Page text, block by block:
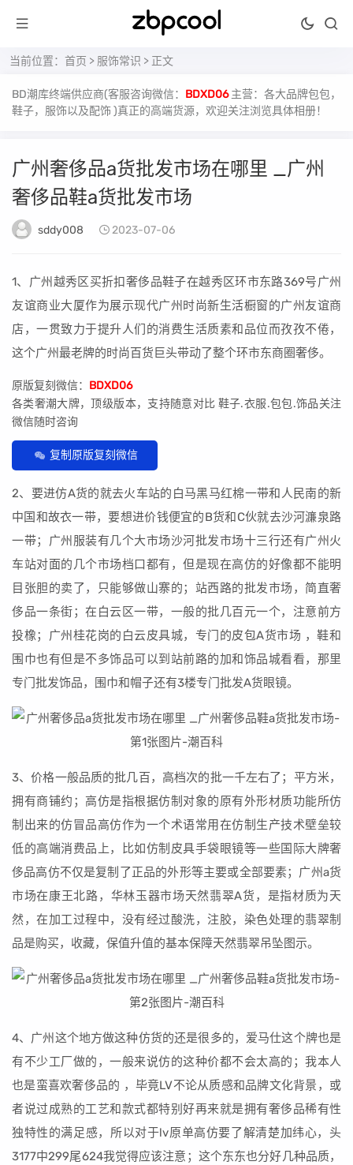
当前位置： 首页 > 服饰常识 > 正文
BD潮库终端供应商(客服咨询微信： BDXD06 主营：各大品牌包包，
鞋子，服饰以及配饰 )真正的高端货源，欢迎关注浏览具体相册！
广州奢侈品a货批发市场在哪里 _广州
奢侈品鞋a货批发市场
sddy008 2023-07-06
1、广州越秀区买折扣奢侈品鞋子在越秀区环市东路369号广州
友谊商业大厦作为展示现代广州时尚新生活橱窗的广州友谊商
店，一贯致力于提升人们的消费生活质素和品位而孜孜不倦，
这个广州最老牌的时尚百货巨头带动了整个环市东商圈奢侈。
原版复刻微信： BDXD06
各类奢潮大牌，顶级版本，支持随意对比 鞋子.衣服.包包.饰品关注
微信随时咨询
复制原版复刻微信
2、要进仿A货的就去火车站的白马黑马红棉一带和人民南的新
中国和故衣一带，要想进价钱便宜的B货和C伙就去沙河濂泉路
一带；广州服装有几个大市场沙河批发市场十三行还有广州火
车站对面的几个市场档口都有，但是现在高仿的好像都不能明
目张胆的卖了，只能够做山寨的；站西路的批发市场，简直奢
侈品一条街；在白云区一带，一般的批几百元一个，注意前方
投橡；广州桂花岗的白云皮具城，专门的皮包A货市场 ，鞋和
围巾也有但是不多饰品可以到站前路的加和饰品城看看，那里
专门批发饰品，围巾和帽子还有3楼专门批发A货眼镜。
3、价格一般品质的批几百，高档次的批一千左右了；平方米，
拥有商铺约；高仿是指根据仿制对象的原有外形材质功能所仿
制出来的仿冒品高仿作为一个术语常用在仿制生产技术壁垒较
低的高端消费品上，比如仿制皮具手袋眼镜等一些国际大牌奢
侈品高仿不仅是复制了正品的外形等主要或全部要素；广州a货
市场在康王北路，华林玉器市场天然翡翠A货，是指材质为天
然，在加工过程中，没有经过酸洗，注胶，染色处理的翡翠制
品是购买，收藏，保值升值的基本保障天然翡翠吊坠图示。
4、广州这个地方做这种仿货的还是很多的，爱马仕这个牌也是
有不少工厂做的，一般来说仿的这种价都不会太高的；我本人
也是蛮喜欢奢侈品的 ，毕竟LV不论从质感和品牌文化背景，或
者说过成熟的工艺和款式都特别好再来就是拥有奢侈品稀有性
独特性的满足感，所以对于lv原单高仿要了解清楚加纬心，头
3177中299尾624我觉得应该注意；这个东东也分好几种品质，